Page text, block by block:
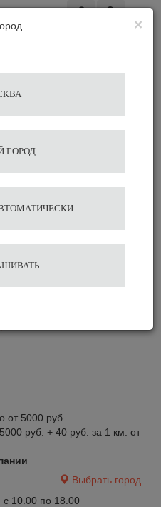
2
Быстрый заказ
от 5000 руб.
руб. + 40 руб. за 1 км. от
Выбрать город
10.00 по 18.00
×
ГОРОД